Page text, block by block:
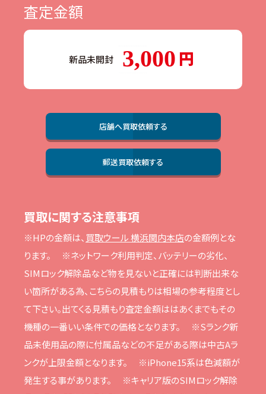
査定金額
新品未開封 3,000
店舗へ買取依頼する
郵送買取依頼する
買取に関する注意事項
※HPの⾦額は、 買取ウール 横浜関内本店の⾦額例とな
ります。
※ネットワーク利⽤判定、バッテリーの劣化、
SIMロック解除品など物を⾒ないと正確には判断出来な
い箇所がある為、こちらの⾒積もりは相場の参考程度とし
て下さい。出てくる⾒積もり査定⾦額ははあくまでもその
機種の⼀番いい条件での価格となります。
※Sランク新
品未使⽤品の際に付属品などの不⾜がある際は中古Aラ
ンクが上限⾦額となります。
※iPhone15系は⾊減額が
発⽣する事があります。
※キャリア版のSIMロック解除